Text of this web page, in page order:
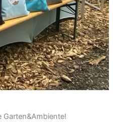
Garten&Ambiente!